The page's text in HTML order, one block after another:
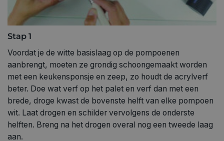
Stap 1
Voordat je de witte basislaag op de pompoenen
aanbrengt, moeten ze grondig schoongemaakt worden
met een keukensponsje en zeep, zo houdt de acrylverf
beter. Doe wat verf op het palet en verf dan met een
brede, droge kwast de bovenste helft van elke pompoen
wit. Laat drogen en schilder vervolgens de onderste
helften. Breng na het drogen overal nog een tweede laag
aan.